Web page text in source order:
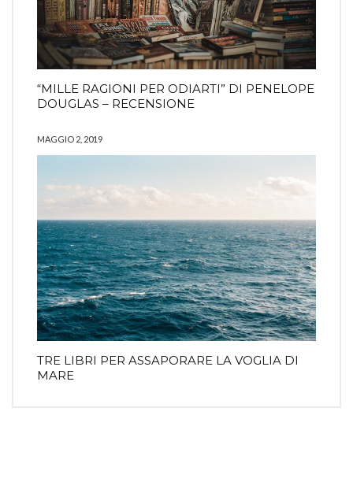
“MILLE RAGIONI PER ODIARTI” DI PENELOPE
DOUGLAS – RECENSIONE
MAGGIO 2, 2019
TRE LIBRI PER ASSAPORARE LA VOGLIA DI
MARE